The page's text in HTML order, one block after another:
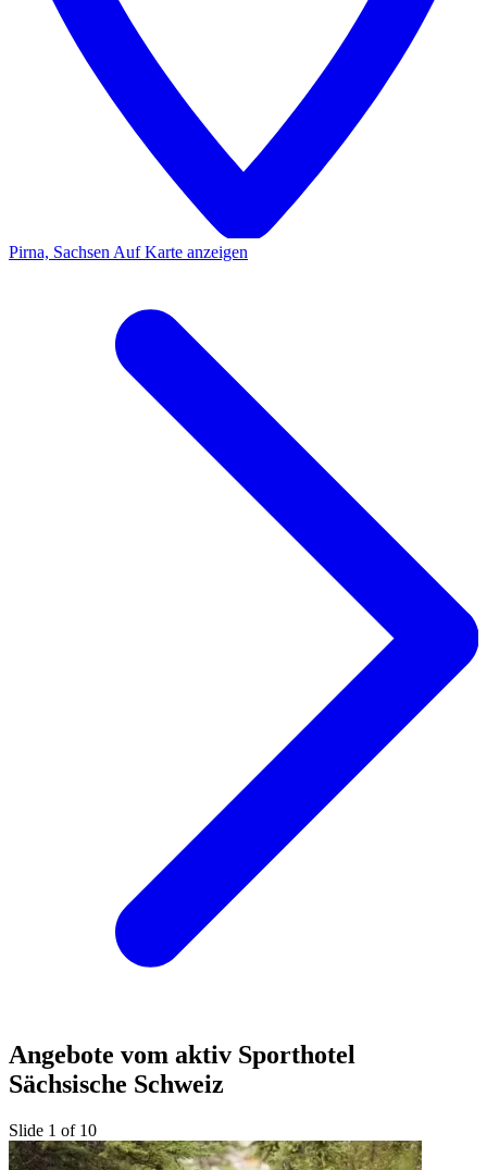
Pirna, Sachsen Auf Karte anzeigen
Angebote vom aktiv Sporthotel
Sächsische Schweiz
Slide 1 of 10